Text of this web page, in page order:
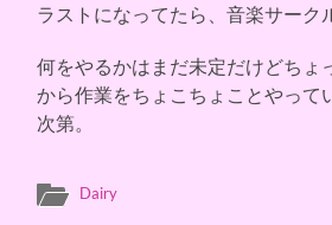
ラストになってたら、音楽サーク
何をやるかはまだ未定だけどちょ
から作業をちょこちょことやって
次第。
Dairy